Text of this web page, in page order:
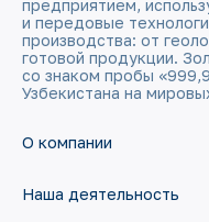
предприятием,
и передовые
производства: от
готовой продукции.
со знаком пробы
Узбекистана на
О компании
Наша деятельность